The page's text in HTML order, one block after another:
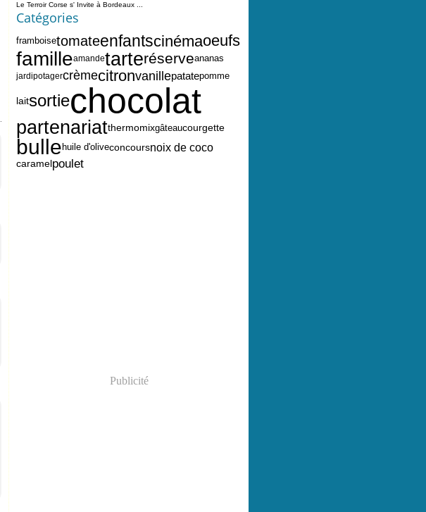
Le Terroir Corse s' Invite à Bordeaux ...
Catégories
framboisetomateenfantscinémaoeufs
familleamandetarteréserveananas
jardipotagercrèmecitronvanillepatatepomme
laitsortiechocolat
partenariatthermomixgâteaucourgette
bulle huile d'oliveconcoursnoix de coco
caramelpoulet
Publicité